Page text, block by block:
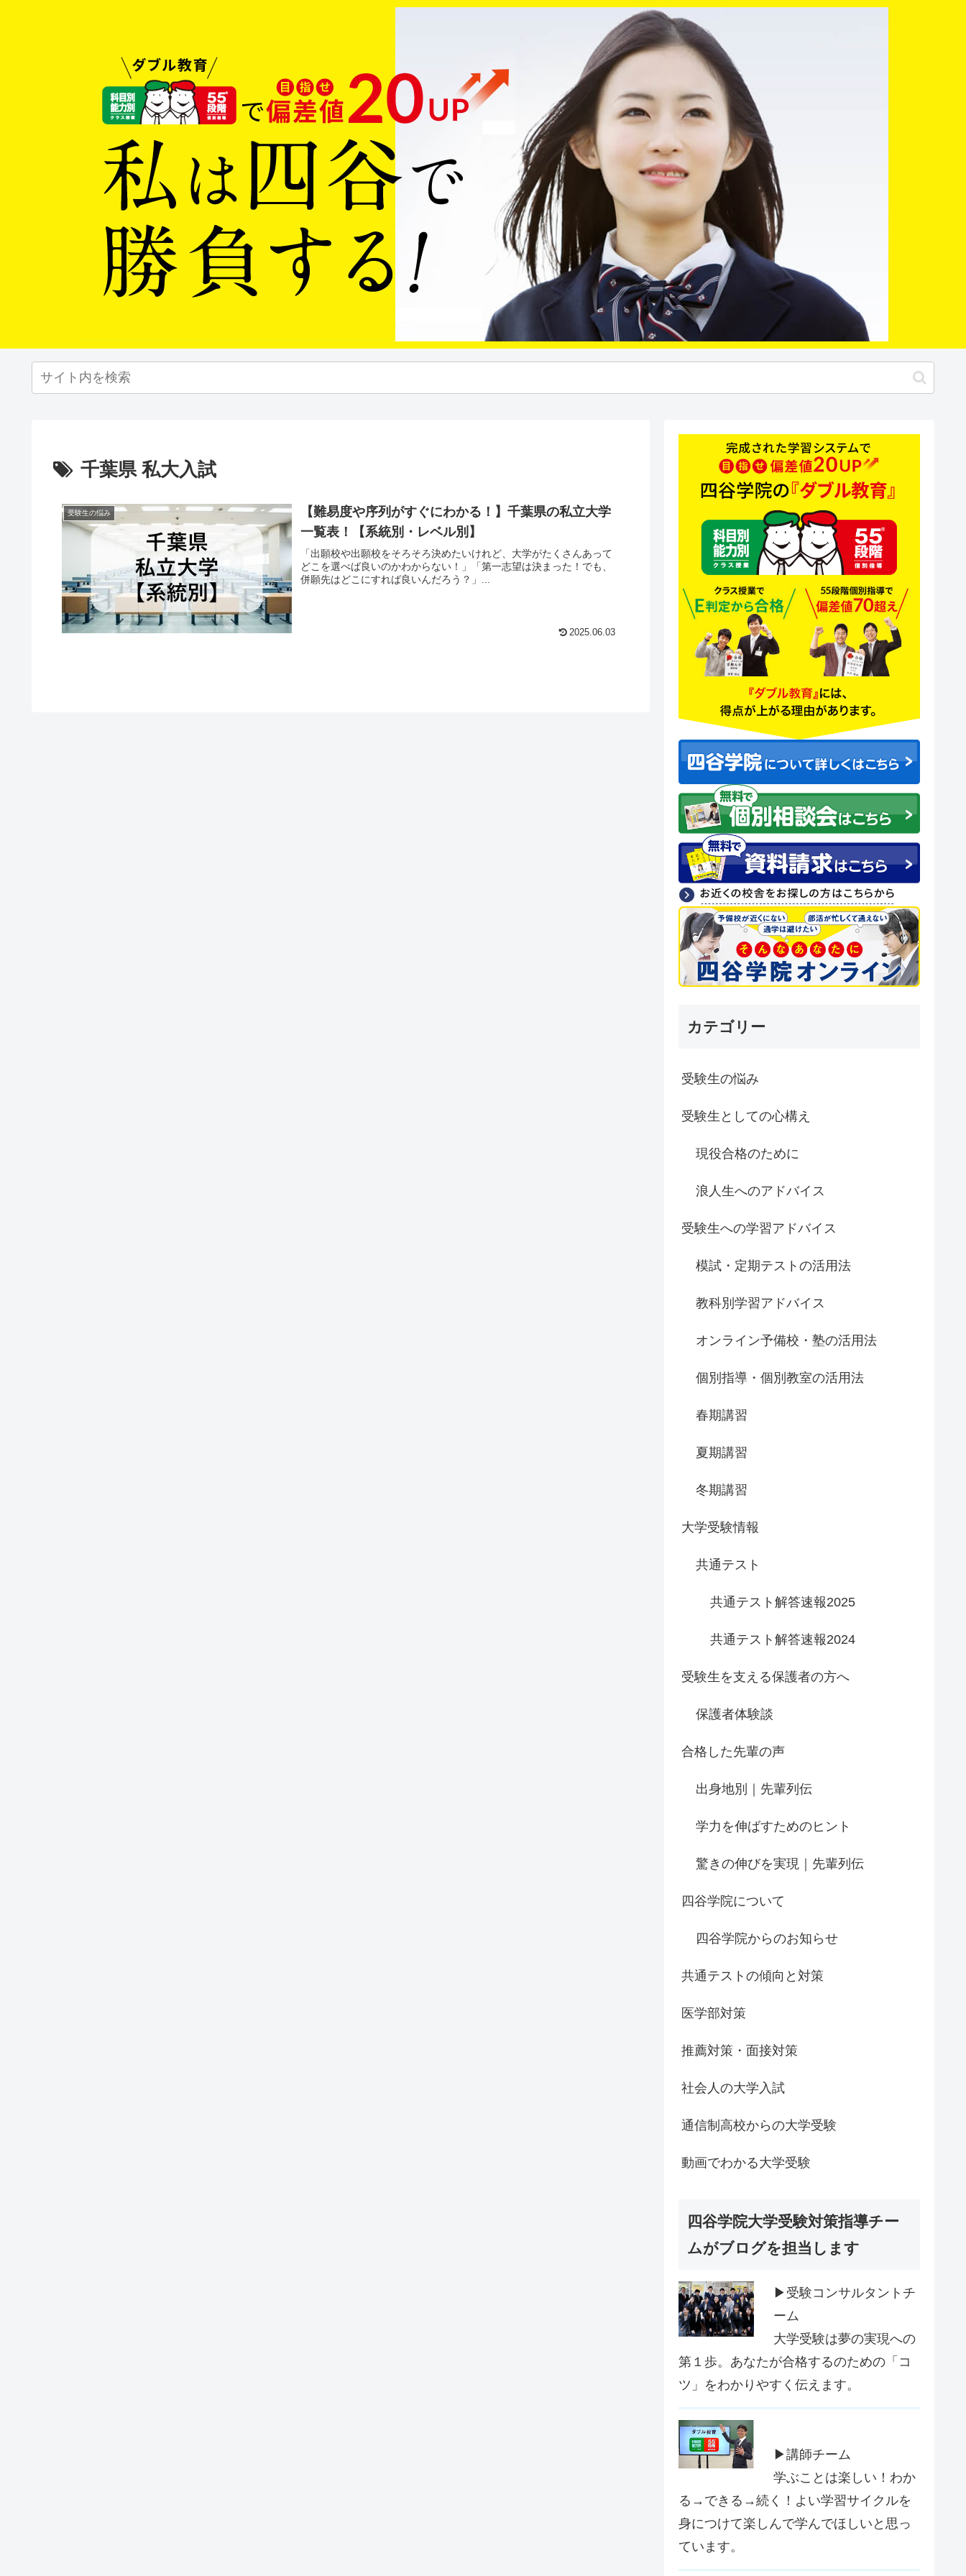
千葉県 私大入試
受験生の悩み
【難易度や序列がすぐにわかる！】千葉県の私立大学
一覧表！【系統別・レベル別】
「出願校や出願校をそろそろ決めたいけれど、大学がたくさんあって
どこを選べば良いのかわからない！」「第一志望は決まった！でも、
併願先はどこにすれば良いんだろう？」...
2025.06.03
カテゴリー
受験生の悩み
受験生としての心構え
現役合格のために
浪人生へのアドバイス
受験生への学習アドバイス
模試・定期テストの活用法
教科別学習アドバイス
オンライン予備校・塾の活用法
個別指導・個別教室の活用法
春期講習
夏期講習
冬期講習
大学受験情報
共通テスト
共通テスト解答速報2025
共通テスト解答速報2024
受験生を支える保護者の方へ
保護者体験談
合格した先輩の声
出身地別｜先輩列伝
学力を伸ばすためのヒント
驚きの伸びを実現｜先輩列伝
四谷学院について
四谷学院からのお知らせ
共通テストの傾向と対策
医学部対策
推薦対策・面接対策
社会人の大学入試
通信制高校からの大学受験
動画でわかる大学受験
四谷学院大学受験対策指導チー
ムがブログを担当します
▶受験コンサルタントチ
ーム
大学受験は夢の実現への
第１歩。あなたが合格するのための「コ
ツ」をわかりやすく伝えます。
▶講師チーム
学ぶことは楽しい！わか
る→できる→続く！よい学習サイクルを
身につけて楽しんで学んでほしいと思っ
ています。